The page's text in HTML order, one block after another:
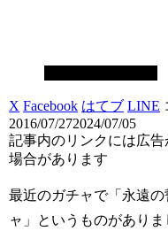
X Facebook はてブ LINE
2016/07/272024/07/05
記事内のリンクには広
場合があります
最近のガチャで「永遠
ャ」というものがありま